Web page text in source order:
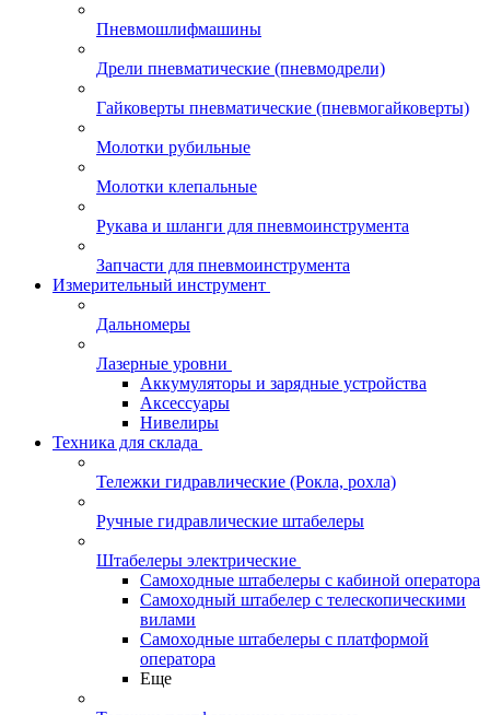
Пневмошлифмашины
Дрели пневматические (пневмодрели)
Гайковерты пневматические (пневмогайковерты)
Молотки рубильные
Молотки клепальные
Рукава и шланги для пневмоинструмента
Запчасти для пневмоинструмента
Измерительный инструмент
Дальномеры
Лазерные уровни
Аккумуляторы и зарядные устройства
Аксессуары
Нивелиры
Техника для склада
Тележки гидравлические (Рокла, рохла)
Ручные гидравлические штабелеры
Штабелеры электрические
Самоходные штабелеры с кабиной оператора
Самоходный штабелер с телескопическими
вилами
Самоходные штабелеры с платформой
оператора
Еще